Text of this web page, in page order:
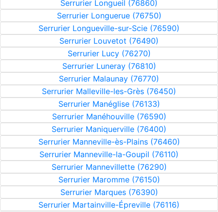
Serrurier Longueil (76860)
Serrurier Longuerue (76750)
Serrurier Longueville-sur-Scie (76590)
Serrurier Louvetot (76490)
Serrurier Lucy (76270)
Serrurier Luneray (76810)
Serrurier Malaunay (76770)
Serrurier Malleville-les-Grès (76450)
Serrurier Manéglise (76133)
Serrurier Manéhouville (76590)
Serrurier Maniquerville (76400)
Serrurier Manneville-ès-Plains (76460)
Serrurier Manneville-la-Goupil (76110)
Serrurier Mannevillette (76290)
Serrurier Maromme (76150)
Serrurier Marques (76390)
Serrurier Martainville-Épreville (76116)